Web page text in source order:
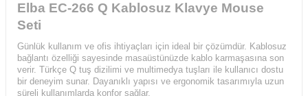
Elba EC-266 Q Kablosuz Klavye Mouse
Seti
Günlük kullanım ve ofis ihtiyaçları için ideal bir çözümdür. Kablosuz
bağlantı özelliği sayesinde masaüstünüzde kablo karmaşasına son
verir. Türkçe Q tuş dizilimi ve multimedya tuşları ile kullanıcı dostu
bir deneyim sunar. Dayanıklı yapısı ve ergonomik tasarımıyla uzun
süreli kullanımlarda konfor sağlar.